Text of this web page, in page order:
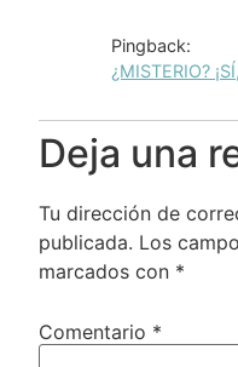
Pingback:
¿MISTERIO?
Deja una
Tu dirección de
publicada. Los
marcados con *
Comentario *